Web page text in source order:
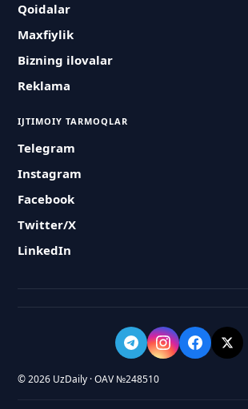
Qoidalar
Maxfiylik
Bizning ilovalar
Reklama
IJTIMOIY TARMOQLAR
Telegram
Instagram
Facebook
Twitter/X
LinkedIn
© 2026 UzDaily · OAV №248510